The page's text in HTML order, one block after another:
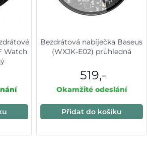
Watch
Bezdrátová nabíječka Baseus
(WXJK-E02) průhledná
519,-
Okamžité odeslání
Přidat do košíku